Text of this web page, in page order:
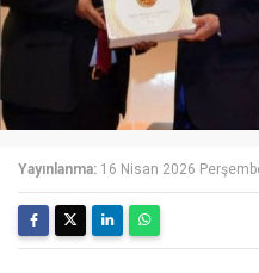
Yayınlanma: 16 Nisan 2026